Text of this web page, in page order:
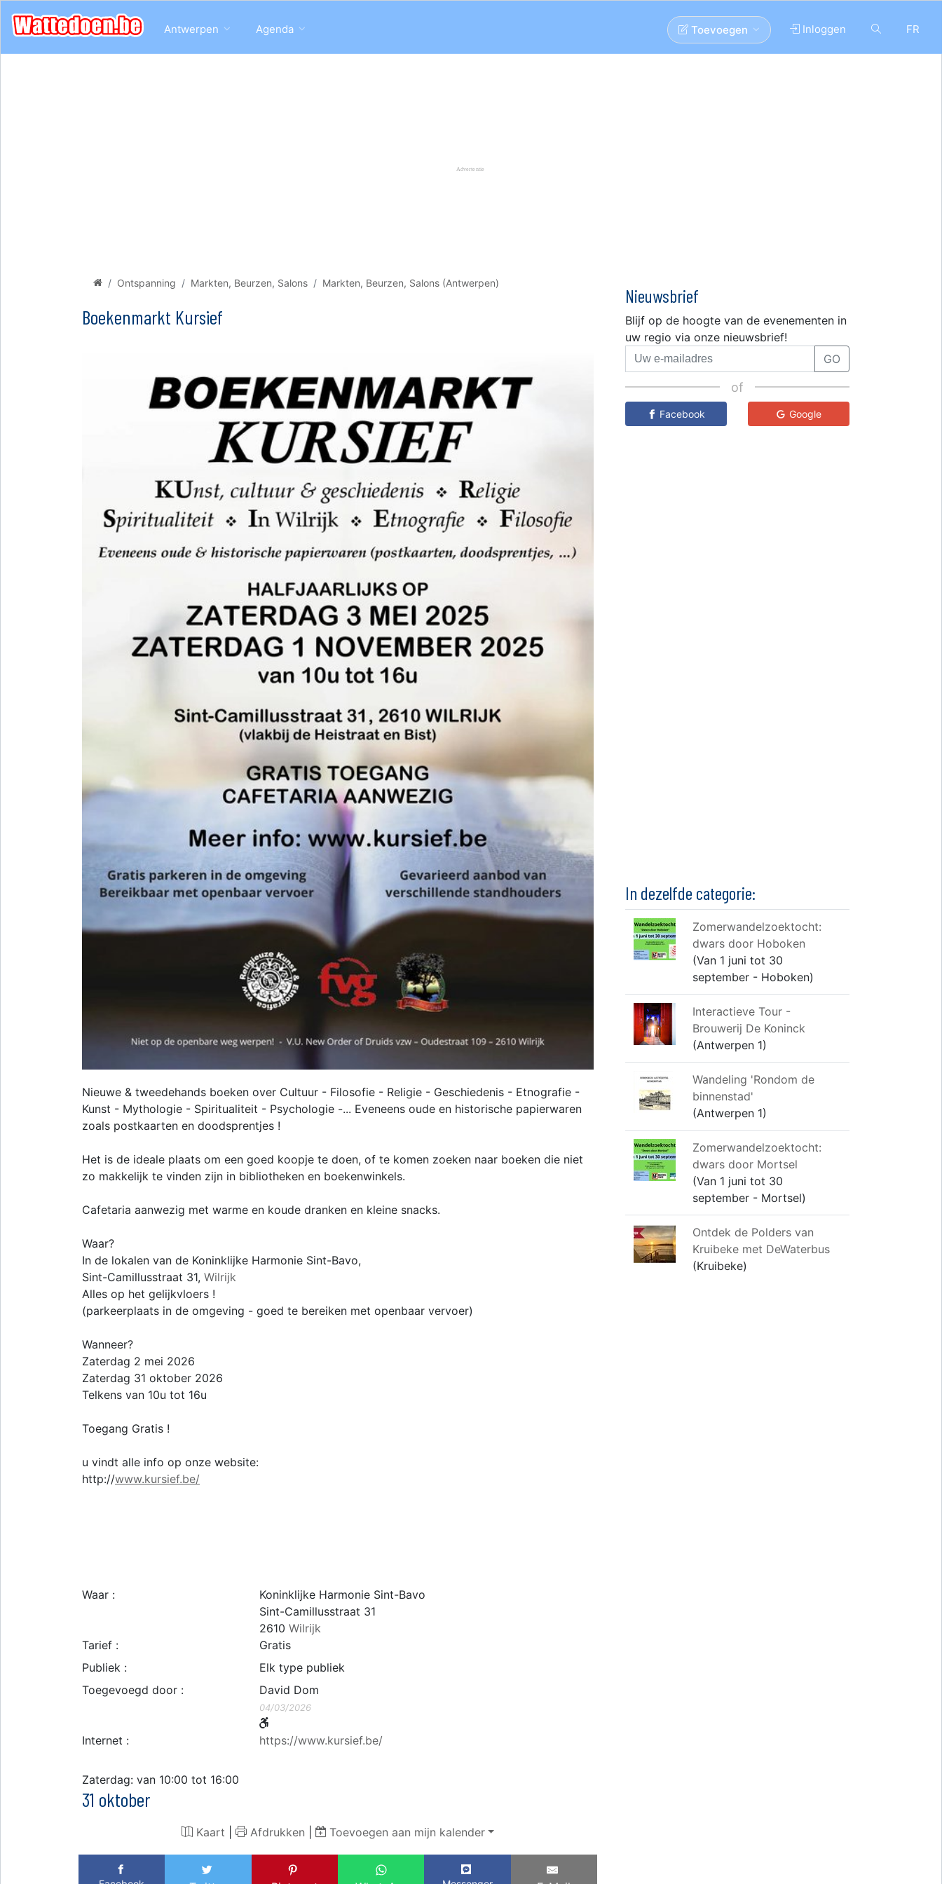
Antwerpen Agenda FR
Inloggen
Toevoegen
Ontspanning Markten, Beurzen, Salons Markten, Beurzen, Salons (Antwerpen)
Boekenmarkt Kursief
Nieuwe & tweedehands boeken over Cultuur - Filosofie - Religie - Geschiedenis - Etnografie -
Kunst - Mythologie - Spiritualiteit - Psychologie -... Eveneens oude en historische papierwaren
zoals postkaarten en doodsprentjes !
Het is de ideale plaats om een goed koopje te doen, of te komen zoeken naar boeken die niet
zo makkelijk te vinden zijn in bibliotheken en boekenwinkels.
Cafetaria aanwezig met warme en koude dranken en kleine snacks.
Waar?
In de lokalen van de Koninklijke Harmonie Sint-Bavo,
Sint-Camillusstraat 31, Wilrijk
Alles op het gelijkvloers !
(parkeerplaats in de omgeving - goed te bereiken met openbaar vervoer)
Wanneer?
Zaterdag 2 mei 2026
Zaterdag 31 oktober 2026
Telkens van 10u tot 16u
Toegang Gratis !
u vindt alle info op onze website:
http://www.kursief.be/
Waar :
Koninklijke Harmonie Sint-Bavo
Sint-Camillusstraat 31
2610 Wilrijk
Tarief :
Gratis
Publiek :
Elk type publiek
Toegevoegd door :
David Dom
04/03/2026
Internet : https://www.kursief.be/
Zaterdag: van 10:00 tot 16:00
31 oktober
Kaart Afdrukken Toevoegen aan mijn kalender
Nieuwsbrief
Blijf op de hoogte van de evenementen in
uw regio via onze nieuwsbrief!
GO
of
Facebook Google
In dezelfde categorie:
Zomerwandelzoektocht:
dwars door Hoboken
(Van 1 juni tot 30
september - Hoboken)
Interactieve Tour -
Brouwerij De Koninck
(Antwerpen 1)
Wandeling 'Rondom de
binnenstad'
(Antwerpen 1)
Zomerwandelzoektocht:
dwars door Mortsel
(Van 1 juni tot 30
september - Mortsel)
Ontdek de Polders van
Kruibeke met DeWaterbus
(Kruibeke)